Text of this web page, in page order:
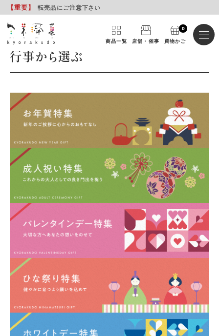
【重要】 転売品にご注意下さい
商品一覧 店舗・催事 買物かご
0
行事から選ぶ